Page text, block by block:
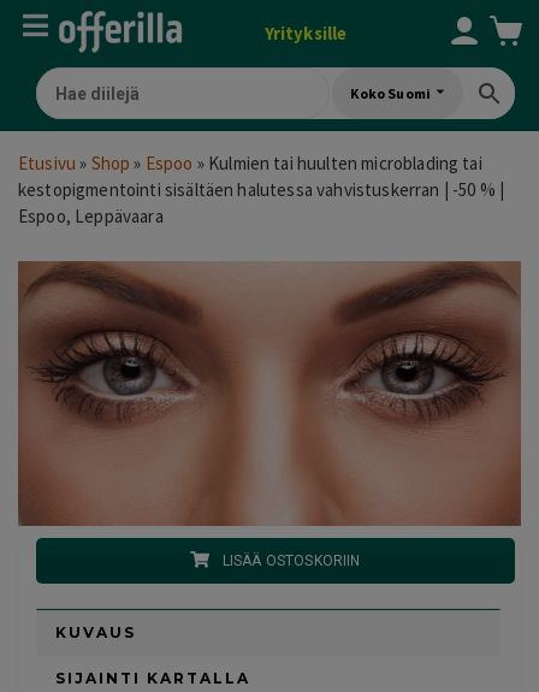
Yrityksille
Koko Suomi
Etusivu » Shop » Espoo » Kulmien tai huulten microblading tai
kestopigmentointi sisältäen halutessa vahvistuskerran | -50 % |
Espoo, Leppävaara
LISÄÄ OSTOSKORIIN
KUVAUS
SIJAINTI KARTALLA